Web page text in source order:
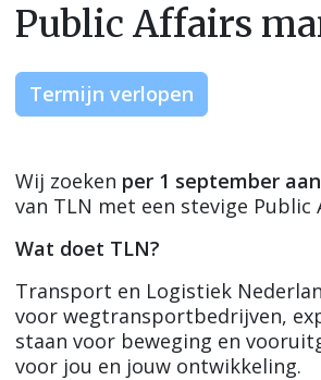
Public Affairs
Termijn verlopen
Wij zoeken per 1 september
van TLN met een stevige Public
Wat doet TLN?
Transport en Logistiek
voor wegtransportbedrijven,
staan voor beweging en
voor jou en jouw ontwikkeling.